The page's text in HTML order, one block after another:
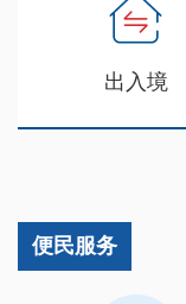
出入境
便民服务